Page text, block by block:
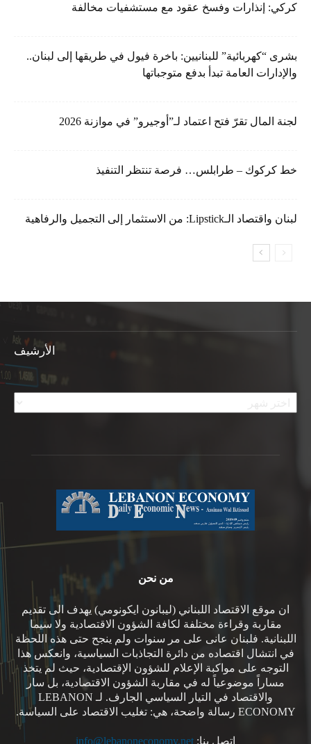
كركي: إنذارات وفسخ عقود مع مستشفيات مخالفة
بشرى “كهربائية” للبنانيين: باخرة فيول في طريقها إلى لبنان..
والإدارات العامة تبدأ بدفع متوجباتها
لجنة المال تقرّ فتح اعتماد لـ”أوجيرو” في موازنة 2026
خط كركوك – طرابلس… فرصة تنتظر التنفيذ
لبنان واقتصاد الـLipstick: من الاستثمار إلى التجميل والرفاهية
الأرشيف
الأرشيف
من نحن
ان موقع الاقتصاد اللبناني (ليبانون ايكونومي) يهدف الى تقديم
مقاربة وقراءة مختلفة لكافة الشؤون الاقتصادية ولا سيما
اللبنانية. فلبنان عانى على مر سنوات ولم ينجح حتى هذه اللحظة
في انتشال اقتصاده من دائرة التجاذبات السياسية، وانعكس هذا
التوجه على مواكبة الإعلام للشؤون الإقتصادية، حيث لم يتخذ
مساراً موضوعياً له في مقاربة الشؤون الاقتصادية، بل سار
والاقتصاد في التيار السياسي الجارف. لـ LEBANON
ECONOMY رسالة واضحة، هي: تغليب الاقتصاد على السياسة.
اتصل بنا: info@lebanoneconomy.net